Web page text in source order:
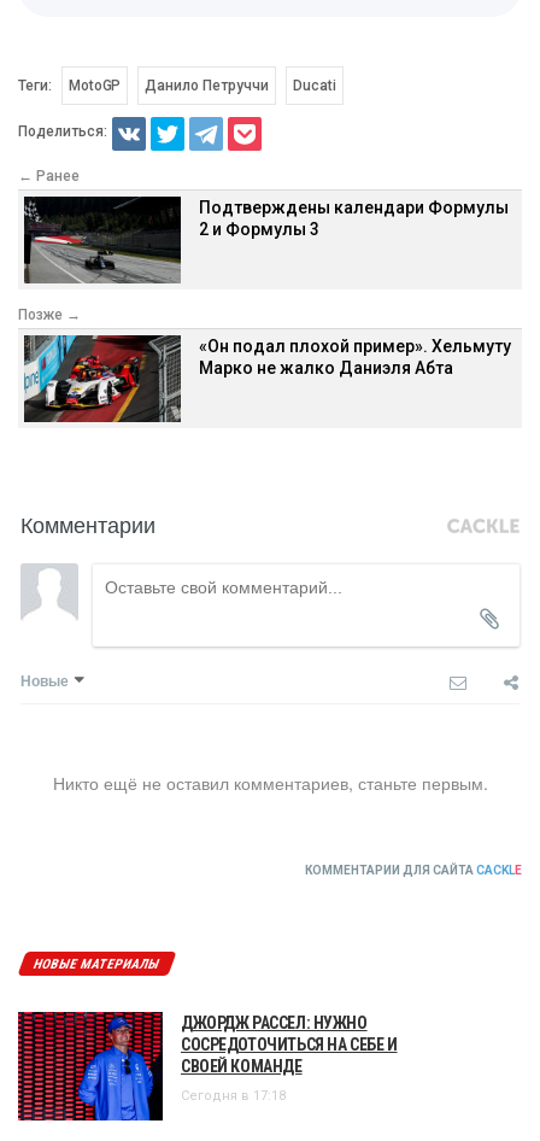
Теги: MotoGP Данило Петруччи Ducati
Поделиться:
← Ранее
Подтверждены календари Формулы
2 и Формулы 3
Позже →
«Он подал плохой пример». Хельмуту
Марко не жалко Даниэля Абта
Комментарии
Новые
Никто ещё не оставил комментариев, станьте первым.
КОММЕНТАРИИ ДЛЯ САЙТА CACKLE
НОВЫЕ МАТЕРИАЛЫ
ДЖОРДЖ РАССЕЛ: НУЖНО
СОСРЕДОТОЧИТЬСЯ НА СЕБЕ И
СВОЕЙ КОМАНДЕ
Сегодня в 17:18